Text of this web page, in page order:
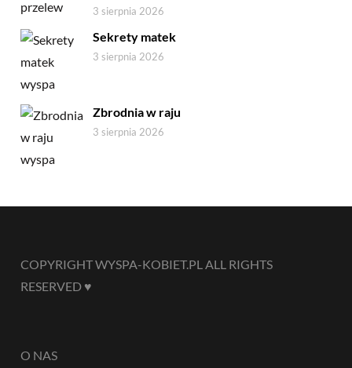
3 sierpnia 2026
Sekrety matek
3 sierpnia 2026
Zbrodnia w raju
3 sierpnia 2026
COPYRIGHT WYSPA-KOBIET.PL ALL RIGHTS
RESERVED ♥
O NAS